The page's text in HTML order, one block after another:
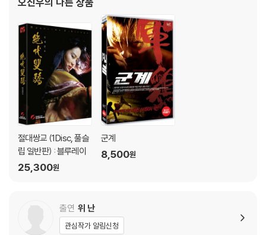
주연배우 까불지마(2004)|
절대쌍교 (1Disc, 풀슬
립 일반판) : 블루레이
25,300원
군계
8,500원
출연 위 난
관심작가 알림신청